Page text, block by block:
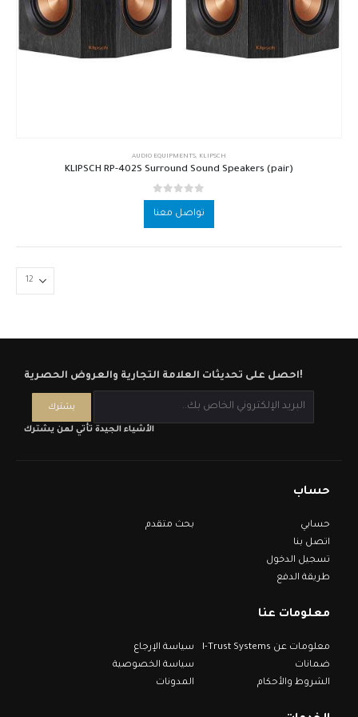
AUDIO EQUIPMENTS, KLIPSCH
KLIPSCH RP-402S Surround Sound Speakers (pair)
0
out of 5
تواصل معنا
احصل على تحديثات العلامة التجارية والعروض الحصرية!
الأشياء الجيدة تأتي لمن يشترك
حساب
حسابي
اتصل بنا
تسجيل الدخول
طريقة الدفع
بحث متقدم
معلومات عنا
معلومات عن I-Trust Systems
ضمانات
الشروط والأحكام
سياسة الإرجاع
سياسة الخصوصية
المدونات